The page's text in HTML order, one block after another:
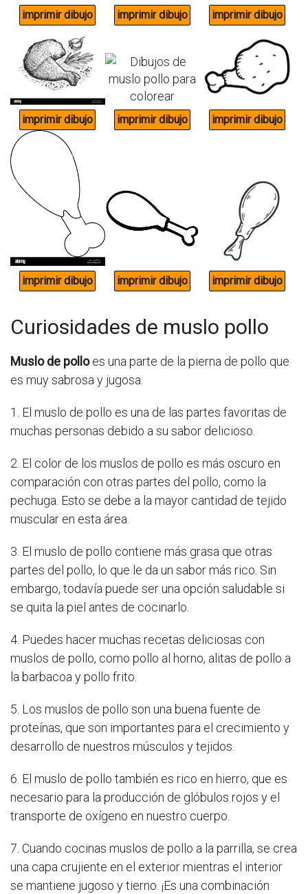
Curiosidades de muslo pollo
Muslo de polloes una parte de la pierna de pollo que
es muy sabrosa y jugosa.
1. El muslo de pollo es una de las partes favoritas de
muchas personas debido a su sabor delicioso.
2. El color de los muslos de pollo es más oscuro en
comparación con otras partes del pollo, como la
pechuga. Esto se debe a la mayor cantidad de tejido
muscular en esta área.
3. El muslo de pollo contiene más grasa que otras
partes del pollo, lo que le da un sabor más rico. Sin
embargo, todavía puede ser una opción saludable si
se quita la piel antes de cocinarlo.
4. Puedes hacer muchas recetas deliciosas con
muslos de pollo, como pollo al horno, alitas de pollo a
la barbacoa y pollo frito.
5. Los muslos de pollo son una buena fuente de
proteínas, que son importantes para el crecimiento y
desarrollo de nuestros músculos y tejidos.
6. El muslo de pollo también es rico en hierro, que es
necesario para la producción de glóbulos rojos y el
transporte de oxígeno en nuestro cuerpo.
7. Cuando cocinas muslos de pollo a la parrilla, se crea
una capa crujiente en el exterior mientras el interior
se mantiene jugoso y tierno. ¡Es una combinación